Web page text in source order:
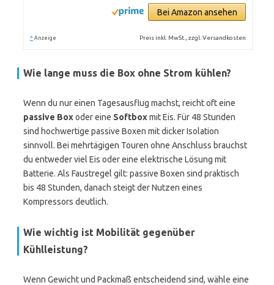
Bei Amazon ansehen
* Anzeige Preis inkl. MwSt., zzgl. Versandkosten
Wie lange muss die Box ohne Strom kühlen?
Wenn du nur einen Tagesausflug machst, reicht oft eine
passive Boxoder eine Softboxmit Eis. Für 48 Stunden
sind hochwertige passive Boxen mit dicker Isolation
sinnvoll. Bei mehrtägigen Touren ohne Anschluss brauchst
du entweder viel Eis oder eine elektrische Lösung mit
Batterie. Als Faustregel gilt: passive Boxen sind praktisch
bis 48 Stunden, danach steigt der Nutzen eines
Kompressors deutlich.
Wie wichtig ist Mobilität gegenüber
Kühlleistung?
Wenn Gewicht und Packmaß entscheidend sind, wähle eine